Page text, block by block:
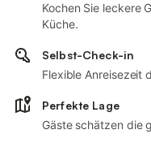
Kochen Sie leckere
Küche.
Selbst-Check-in
Flexible Anreisezeit
Perfekte Lage
Gäste schätzen die